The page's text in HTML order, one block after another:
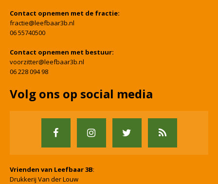
Contact opnemen met de fractie:
fractie@leefbaar3b.nl
06 55740500
Contact opnemen met bestuur:
voorzitter@leefbaar3b.nl
06 228 094 98
Volg ons op social media
Vrienden van Leefbaar 3B:
Drukkerij Van der Louw